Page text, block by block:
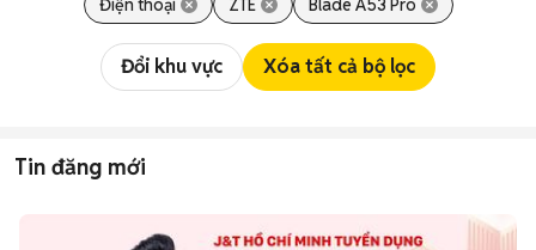
Điện thoại ZTE Blade A53 Pro
Đổi khu vực Xóa tất cả bộ lọc
Tin đăng mới